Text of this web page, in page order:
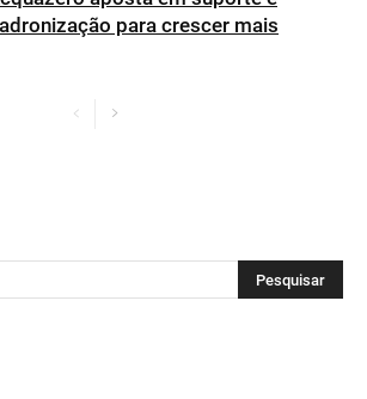
para crescer mais